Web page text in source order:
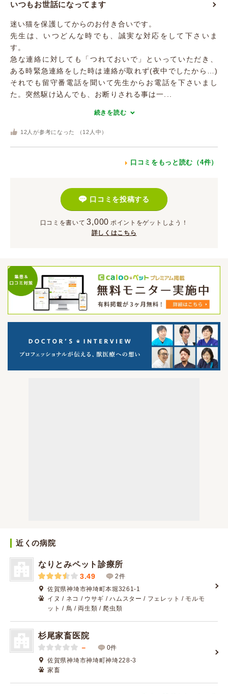
いつもお世話になってます
迷い猫を保護してからのお付き合いです。
先生は、いつどんな時でも、誠実な対応をして下さいま
す。
急な連絡に対しても「つれておいで」といっていただき、
ある時緊急連絡をした時は連絡が取れず(夜中でしたから…)
それでも留守番電話を聞いて先生からお電話を下さいまし
た。突然駆け込んでも、お断りされる事は一...
続きを読む
12 人が参考になった （ 12 人中）
口コミをもっと読む（4件）
口コミを投稿する
口コミを書いて 3,000 ポイント をゲットしよう！
詳しくはこちら
近くの病院
なりとみペット診療所
3.49
2件
佐賀県神埼市神埼町本堀3261-1
イヌ / ネコ / ウサギ / ハムスター / フェレット / モルモ
ット / 鳥 / 両生類 / 爬虫類
杉尾家畜医院
－
0件
佐賀県神埼市神埼町神埼228-3
家畜